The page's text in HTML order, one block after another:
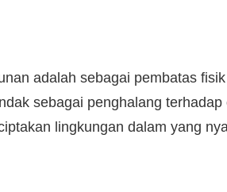
adalah sebagai pembatas
sebagai penghalang
lingkungan dalam yang